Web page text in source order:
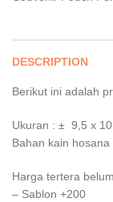
DESCRIPTION
Berikut ini adalah
Ukuran : ± 9,5 x
Bahan kain hosana
Harga tertera
– Sablon +200